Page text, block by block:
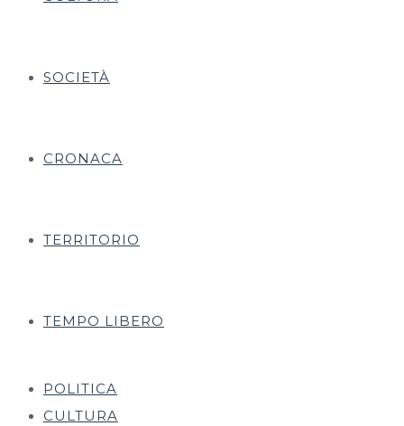
SOCIETÀ
CRONACA
TERRITORIO
TEMPO LIBERO
POLITICA
CULTURA